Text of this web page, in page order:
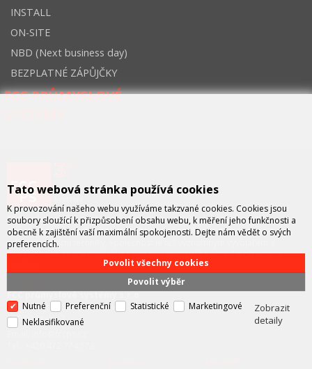
INSTALL
ON-SITE
NBD (Next business day)
BEZPLATNÉ ZÁPŮJČKY
FCC PRŮMYSLOVÉ
FCC průmyslové systémyje technicko – obchodní společností,
zastupující významné výrobce v oblasti průmyslové automatizace a
telekomunikační techniky. Společnost je též významným vývojářem a
integrátorem se specializací na systémy strojového vidění a pokročilé
FCC průmyslové systémy s.r.o.
U Výstaviště 138/3, Holešovice
170 00 Praha 7
Tato webová stránka používá cookies
K provozování našeho webu využíváme takzvané cookies. Cookies jsou
soubory sloužící k přizpůsobení obsahu webu, k měření jeho funkčnosti a
obecně k zajištění vaší maximální spokojenosti. Dejte nám vědět o svých
preferencích.
Povolit výběr
Povolit všechny cookies
Nutné Preferenční Statistické
Marketingové
Neklasifikované
Zobrazit
detaily